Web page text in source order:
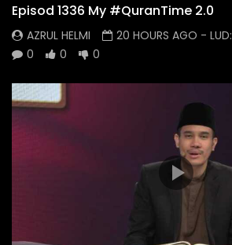
Episod 1336 My #QuranTime 2.0
AZRUL HELMI 20 HOURS AGO - LUD:
0
0 0